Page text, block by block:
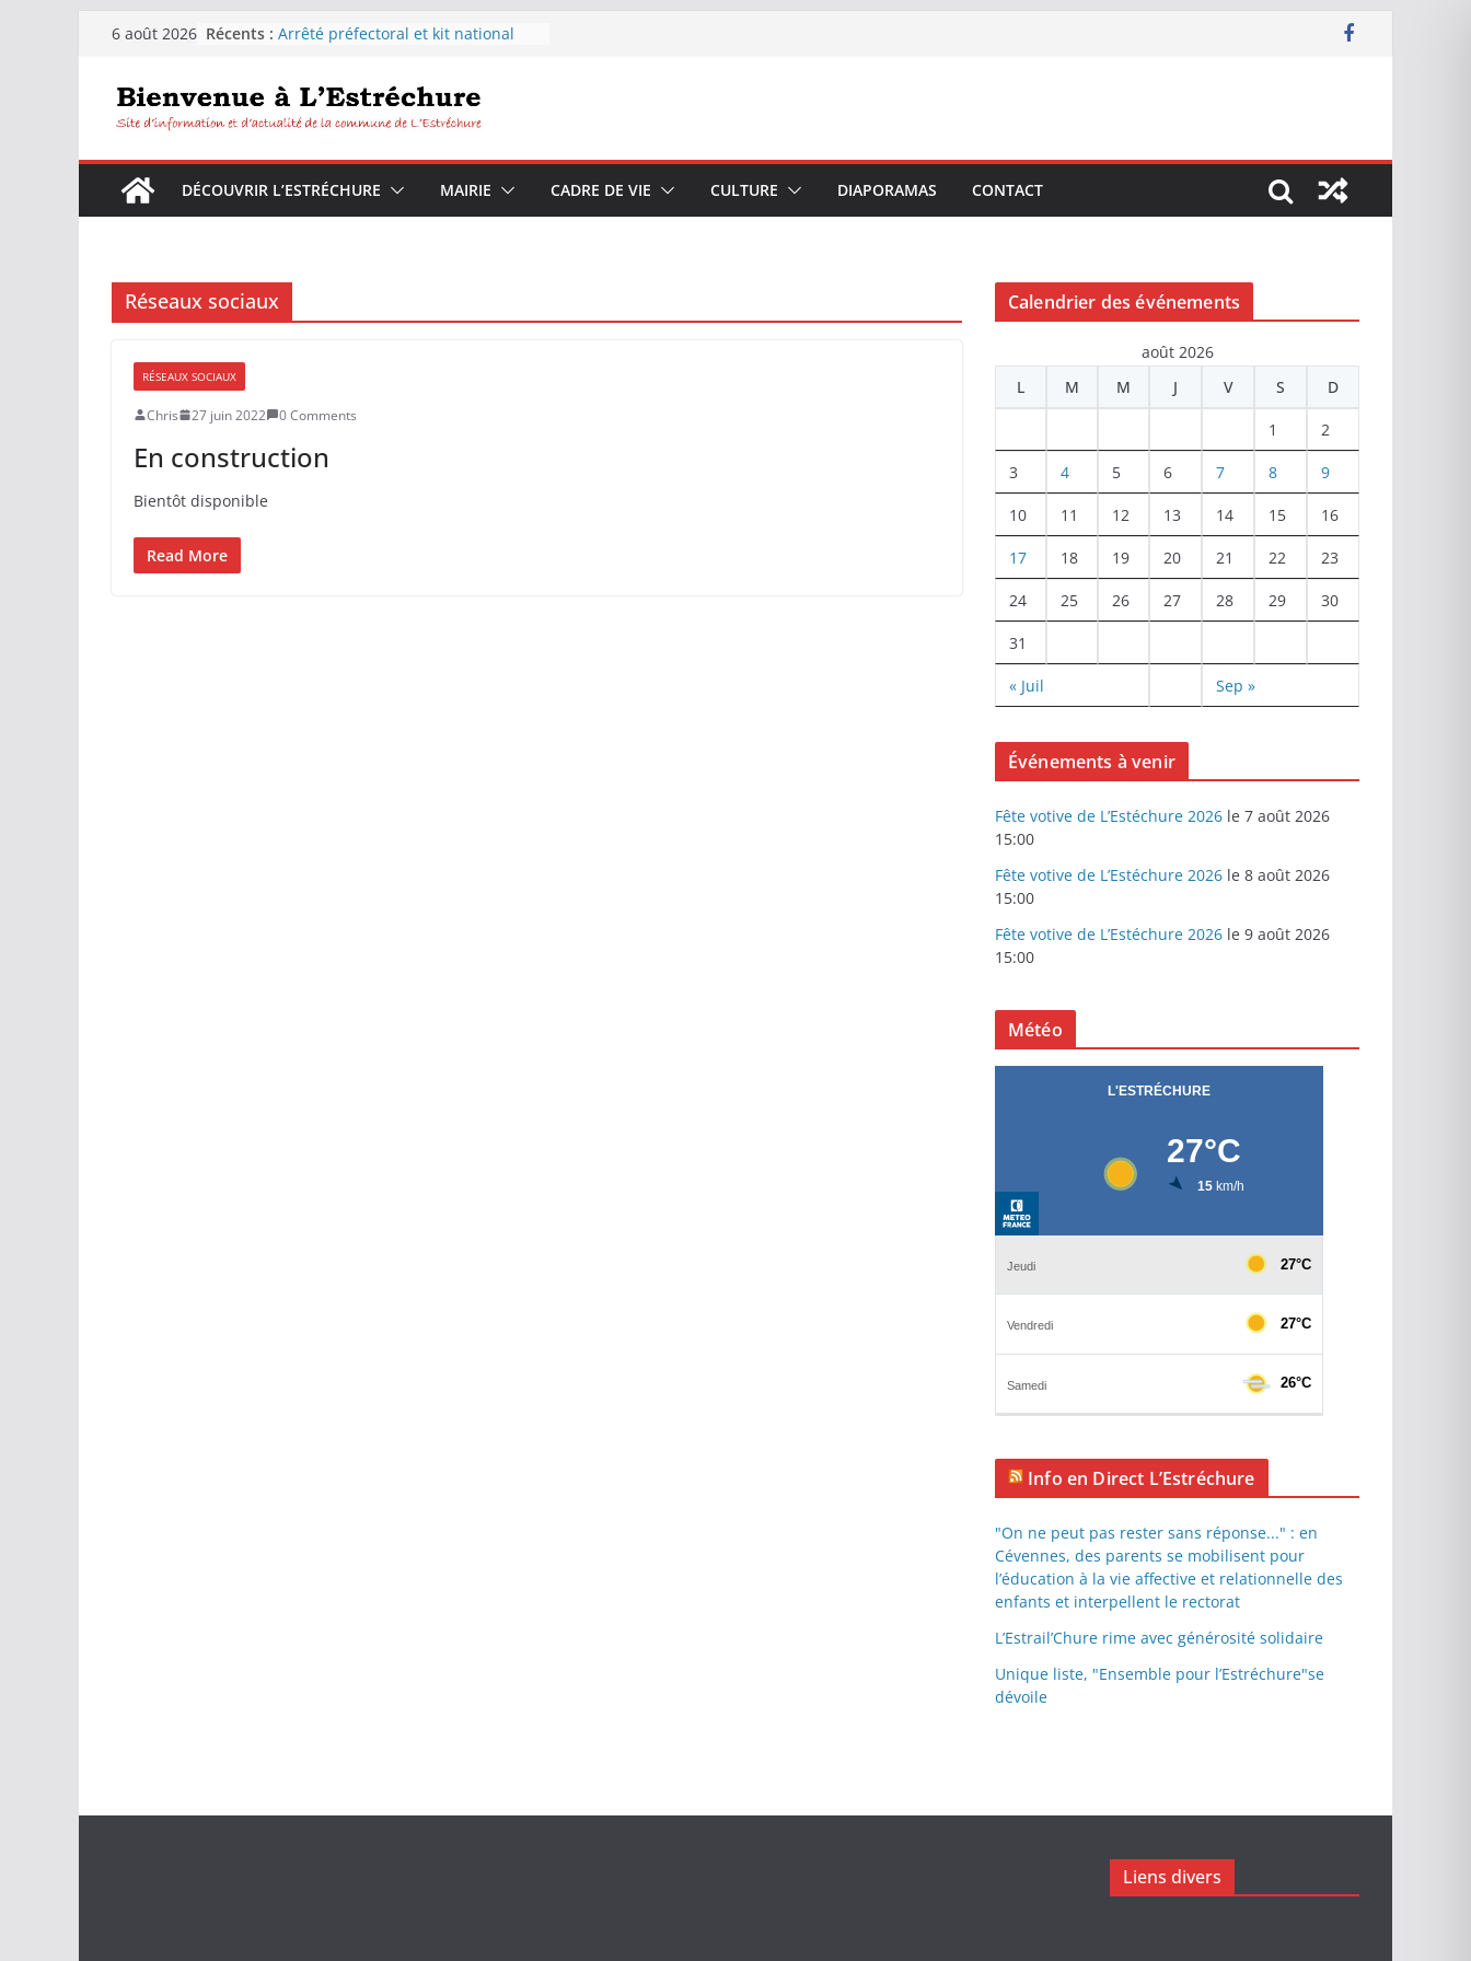
Passer
contenu
6 août 2026 Récents : Arrêté préfectoral et kit national
habitants de la commune de
L’Estréchure.
l’eau du robinet
Fête votive de L’Estréchure du 7 au
DÉCOUVRIR L’ESTRÉCHURE MAIRIE CADRE DE VIE CULTURE DIAPORAMAS CONTACT
Réseaux sociaux
RÉSEAUX SOCIAUX
Chris 27 juin 2022 0 Comments
En construction
Bientôt disponible
Read More
Calendrier des événements
août 2026
L
M M J V S D
1 2
3 4 5 6 7 8 9
10 11 12 13 14 15 16
17 18 19 20 21 22 23
24 25 26 27 28 29 30
31
« Juil Sep »
Événements à venir
Fête votive de L’Estéchure 2026 le 7 août 2026
15:00
Fête votive de L’Estéchure 2026 le 8 août 2026
15:00
Fête votive de L’Estéchure 2026 le 9 août 2026
15:00
Météo
Info en Direct L’Estréchure
"On ne peut pas rester sans réponse..." : en
Cévennes, des parents se mobilisent pour
l’éducation à la vie affective et relationnelle des
enfants et interpellent le rectorat
L’Estrail’Chure rime avec générosité solidaire
Unique liste, "Ensemble pour l’Estréchure"se
dévoile
Liens divers